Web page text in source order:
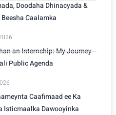
Doodaha Dhinacyada &
Caalamka
an Internship: My Journey
Public Agenda
Caafimaad ee Ka
Isticmaalka Dawooyinka